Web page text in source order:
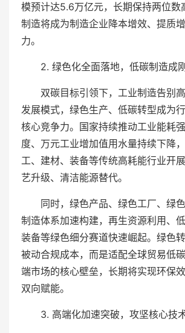
模预计达5.6万亿元，长期保持两位数
制造将成为制造企业降本增效、提质
力。
2. 绿色化全面落地，低碳制造成
双碳目标引领下，工业制造告别
发展模式，绿色生产、低碳转型成为
核心竞争力。国家持续推动工业能耗
度、万元工业增加值用水量持续下降
工、建材、装备等传统高耗能行业开
艺升级、清洁能源替代。
同时，绿色产品、绿色工厂、绿
制造体系加速构建，再生资源利用、
装备等绿色细分赛道快速崛起。绿色
被动合规成本，而是适配全球贸易低
端市场的核心壁垒，长期将实现环保
双向赋能。
3. 高端化加速突破，攻坚核心技